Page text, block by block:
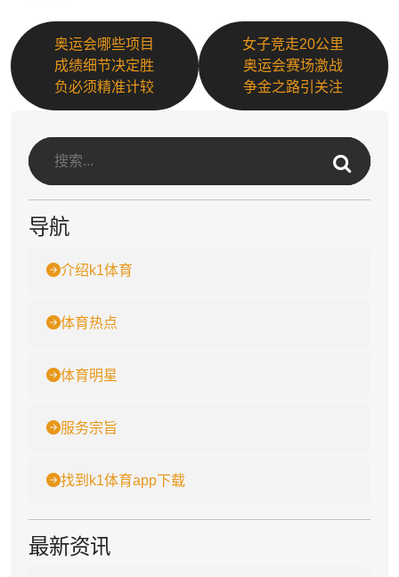
奥运会哪些项目
成绩细节决定胜
负必须精准计较
女子竞走20公里
奥运会赛场激战
争金之路引关注
导航
介绍k1体育
体育热点
体育明星
服务宗旨
找到k1体育app下载
最新资讯